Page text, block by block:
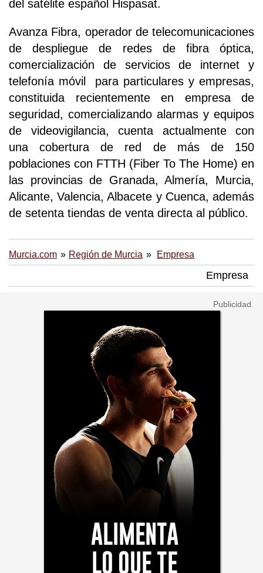
del satélite español Hispasat.
Avanza Fibra, operador de telecomunicaciones
de despliegue de redes de fibra óptica,
comercialización de servicios de internet y
telefonía móvil para particulares y empresas,
constituida recientemente en empresa de
seguridad, comercializando alarmas y equipos
de videovigilancia, cuenta actualmente con
una cobertura de red de más de 150
poblaciones con FTTH (Fiber To The Home) en
las provincias de Granada, Almería, Murcia,
Alicante, Valencia, Albacete y Cuenca, además
de setenta tiendas de venta directa al público.
Murcia.com Región de Murcia Empresa
Empresa